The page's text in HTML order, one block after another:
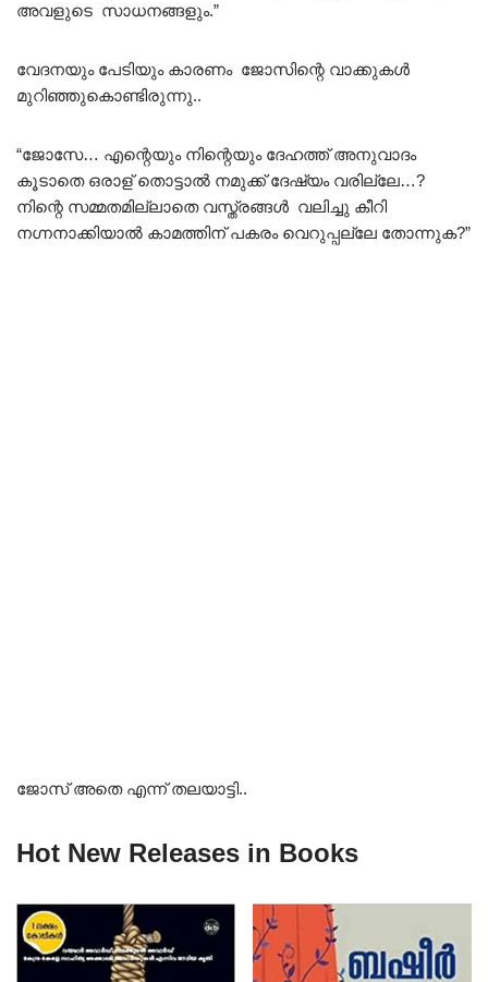
അവളുടെ സാധനങ്ങളും.”
വേദനയും പേടിയും കാരണം ജോസിന്റെ വാക്കുകൾ
മുറിഞ്ഞുകൊണ്ടിരുന്നു..
“ജോസേ… എന്റെയും നിന്റെയും ദേഹത്ത് അനുവാദം
കൂടാതെ ഒരാള് തൊട്ടാൽ നമുക്ക് ദേഷ്യം വരില്ലേ…?
നിന്റെ സമ്മതമില്ലാതെ വസ്ത്രങ്ങൾ വലിച്ചു കീറി
നഗ്നനാക്കിയാൽ കാമത്തിന് പകരം വെറുപ്പല്ലേ തോന്നുക?”
ജോസ് അതെ എന്ന് തലയാട്ടി..
Hot New Releases in Books